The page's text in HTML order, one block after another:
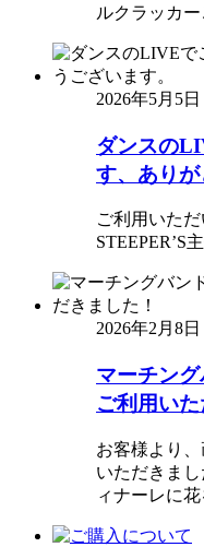
ルクラッカ
2026年5月5日
ダンスの
す、ありが
ご利用いた
STEEPER’S
2026年2月8日
マーチン
ご利用いた
お客様より
いただきま
ィナーレに